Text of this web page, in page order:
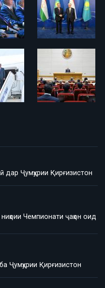
Ҷумҳурии Қирғизистон
Чемпионати ҷаҳон оид
Ҷумҳурии Қирғизистон